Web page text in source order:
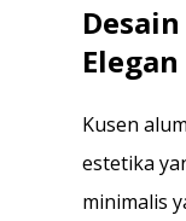
Elegan
Kusen
estetika
minimalis